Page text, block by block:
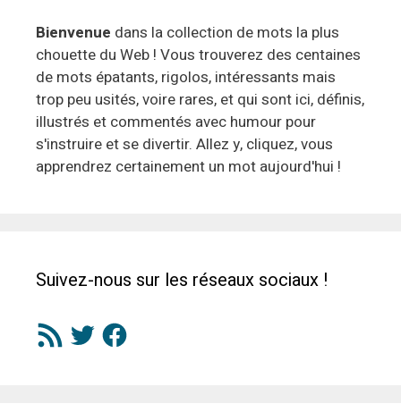
Bienvenue dans la collection de mots la plus
chouette du Web ! Vous trouverez des centaines
de mots épatants, rigolos, intéressants mais
trop peu usités, voire rares, et qui sont ici, définis,
illustrés et commentés avec humour pour
s'instruire et se divertir. Allez y, cliquez, vous
apprendrez certainement un mot aujourd'hui !
Suivez-nous sur les réseaux sociaux !
Flux
RSS
TwitterFacebook